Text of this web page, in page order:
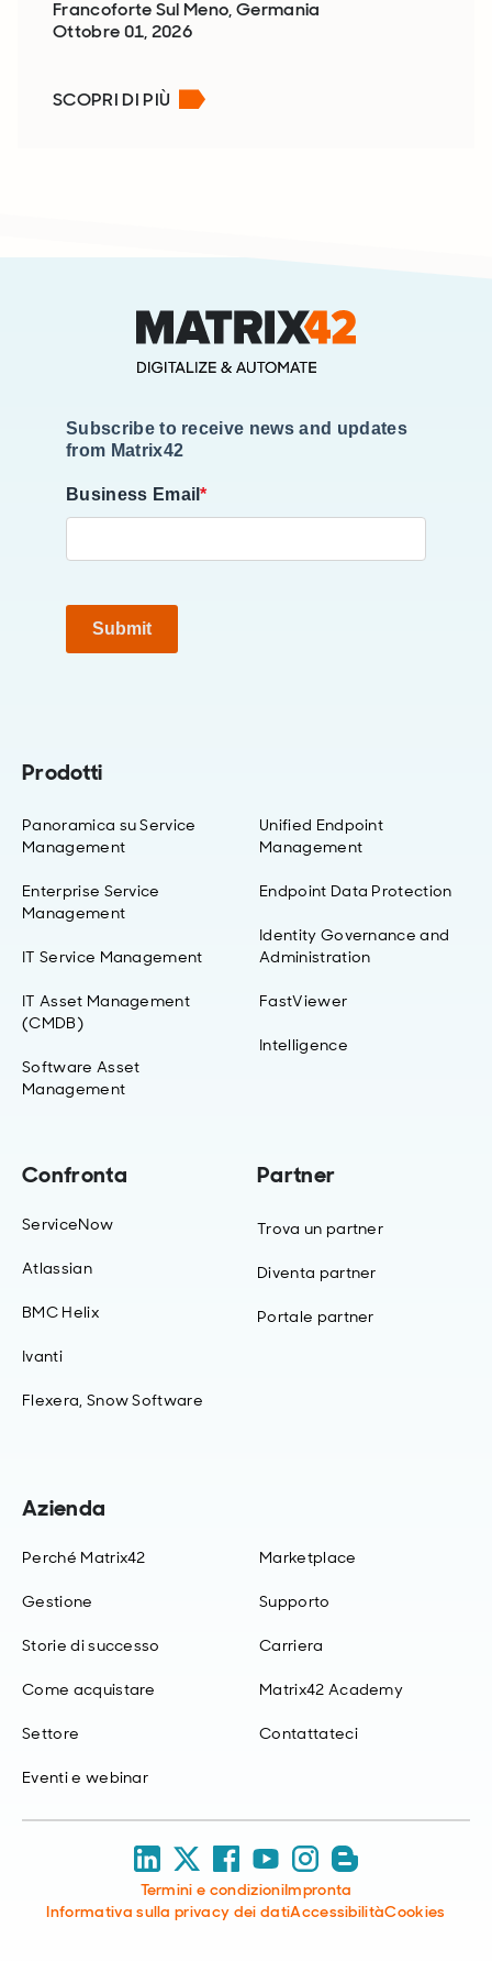
Francoforte Sul Meno, Germania
Ottobre 01, 2026
SCOPRI DI PIÙ
Subscribe to receive news and updates
from Matrix42
Business Email*
Submit
Prodotti
Panoramica su Service
Management
Enterprise Service
Management
IT Service Management
IT Asset Management
(CMDB)
Software Asset
Management
Unified Endpoint
Management
Endpoint Data Protection
Identity Governance and
Administration
FastViewer
Intelligence
Confronta
ServiceNow
Atlassian
BMC Helix
Ivanti
Flexera, Snow Software
Azienda
Perché Matrix42
Gestione
Storie di successo
Come acquistare
Settore
Eventi e webinar
Marketplace
Supporto
Carriera
Matrix42 Academy
Contattateci
Partner
Trova un partner
Diventa partner
Portale partner
Termini e condizioniImpronta
Informativa sulla privacy dei datiAccessibilitàCookies